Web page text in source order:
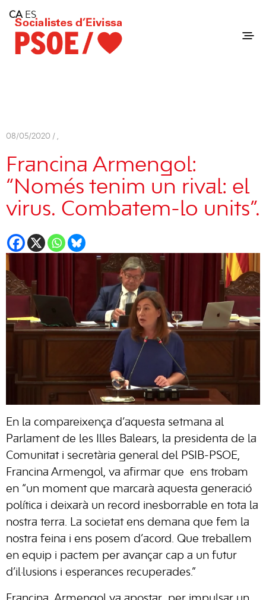
Consell Insular d'Eivissa
Services
Contact
08/05/2020 / ,
Francina Armengol:
“Només tenim un rival: el
virus. Combatem-lo units”.
En la compareixença d’aquesta setmana al
Parlament de les Illes Balears, la presidenta de la
Comunitat i secretària general del PSIB-PSOE,
Francina Armengol, va afirmar que ens trobam
en “un moment que marcarà aquesta generació
política i deixarà un record inesborrable en tota la
nostra terra. La societat ens demana que fem la
nostra feina i ens posem d’acord. Que treballem
en equip i pactem per avançar cap a un futur
d’il·lusions i esperances recuperades.”
CA ES